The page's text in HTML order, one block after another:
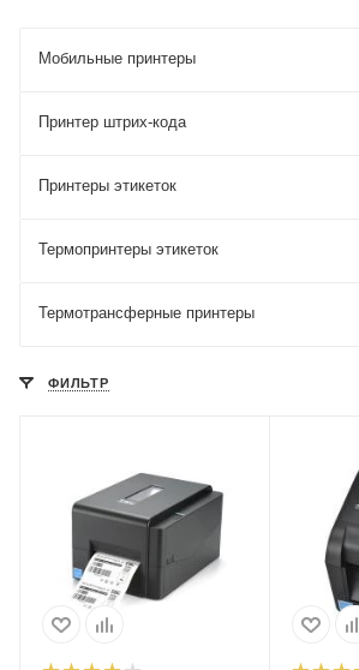
Мобильные принтеры
Принтер штрих-кода
Принтеры этикеток
Термопринтеры этикеток
Термотрансферные принтеры
ФИЛЬТР